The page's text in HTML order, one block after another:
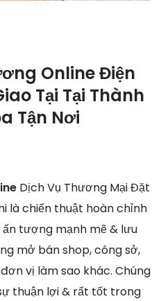
Online Điện
Tại Tại Thành
Tận Nơi
Dịch Vụ Thương Mại Đặt
là chiến thuật hoàn chỉnh
tượng mạnh mẽ & lưu
mở bán shop, công sở,
vị làm sao khác. Chúng
thuận lợi & rất tốt trong